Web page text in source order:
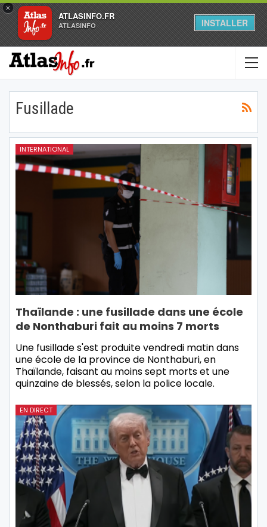
×
ATLASINFO.FR
ATLASINFO INSTALLER
Fusillade
INTERNATIONAL
Thaïlande : une fusillade dans une école
de Nonthaburi fait au moins 7 morts
Une fusillade s'est produite vendredi matin dans
une école de la province de Nonthaburi, en
Thaïlande, faisant au moins sept morts et une
quinzaine de blessés, selon la police locale.
EN DIRECT